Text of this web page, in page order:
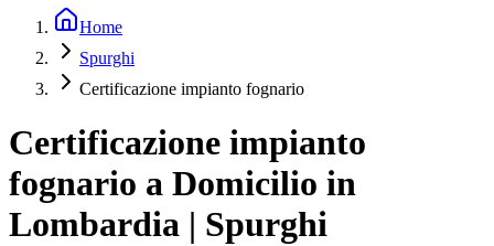
Home
Spurghi
Certificazione impianto fognario
Certificazione impianto
fognario a Domicilio in
Lombardia | Spurghi